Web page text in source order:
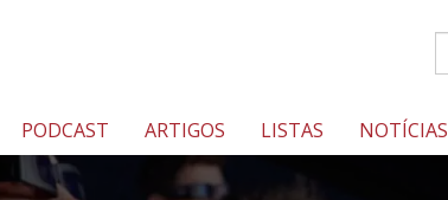
PODCAST ARTIGOS LISTAS NOTÍCIAS